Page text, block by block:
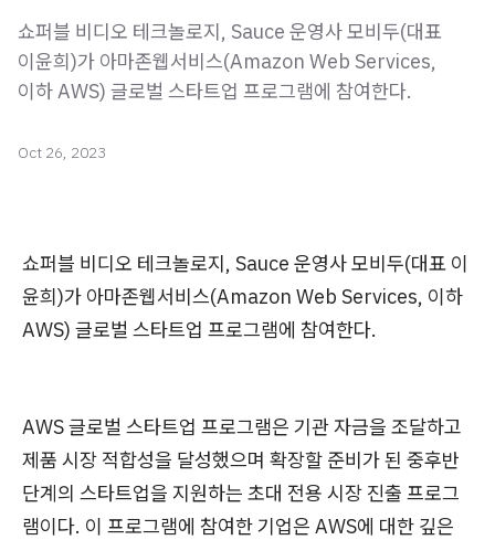
쇼퍼블 비디오 테크놀로지, Sauce 운영사 모비두(대표
이윤희)가 아마존웹서비스(Amazon Web Services,
이하 AWS) 글로벌 스타트업 프로그램에 참여한다.
Oct 26, 2023
쇼퍼블 비디오 테크놀로지, Sauce 운영사 모비두(대표 이
윤희)가 아마존웹서비스(Amazon Web Services, 이하
AWS) 글로벌 스타트업 프로그램에 참여한다.
AWS 글로벌 스타트업 프로그램은 기관 자금을 조달하고
제품 시장 적합성을 달성했으며 확장할 준비가 된 중후반
단계의 스타트업을 지원하는 초대 전용 시장 진출 프로그
램이다. 이 프로그램에 참여한 기업은 AWS에 대한 깊은